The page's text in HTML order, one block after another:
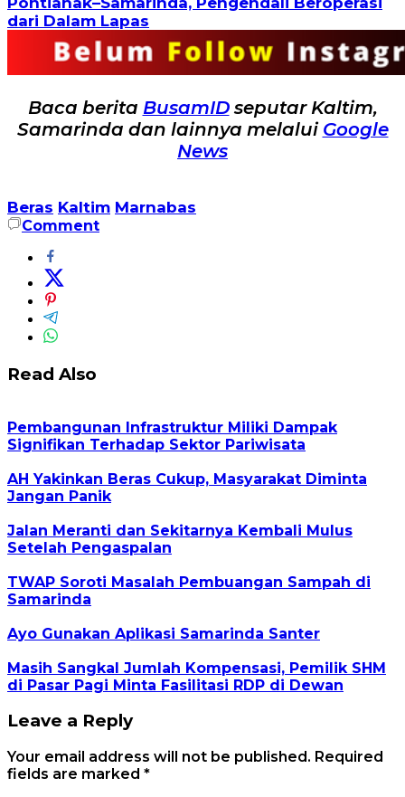
dari Dalam Lapas
Baca berita BusamIDseputar Kaltim,
Samarinda dan lainnya melalui Google
News
Beras Kaltim Marnabas
Comment
Read Also
Pembangunan Infrastruktur Miliki Dampak
Signifikan Terhadap Sektor Pariwisata
AH Yakinkan Beras Cukup, Masyarakat Diminta
Jangan Panik
Jalan Meranti dan Sekitarnya Kembali Mulus
Setelah Pengaspalan
TWAP Soroti Masalah Pembuangan Sampah di
Samarinda
Ayo Gunakan Aplikasi Samarinda Santer
Masih Sangkal Jumlah Kompensasi, Pemilik SHM
di Pasar Pagi Minta Fasilitasi RDP di Dewan
Leave a Reply
Your email address will not be published. Required
fields are marked *